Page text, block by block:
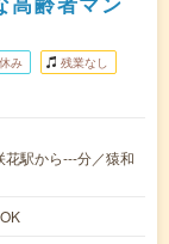
み 残業なし
駅から---分／猿和